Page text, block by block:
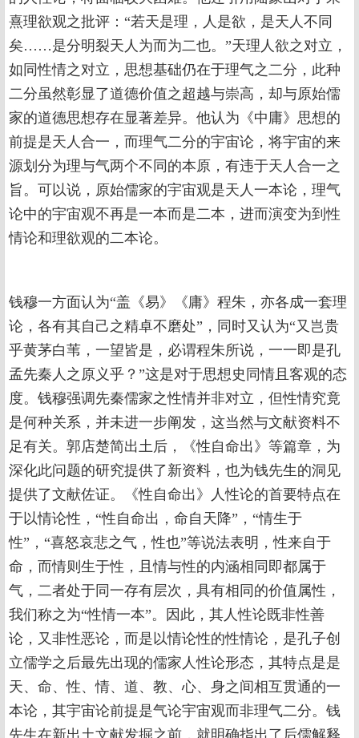
熹理欲观之批评：“若天是理，人是欲，是天人不同
矣……是分明裂天人为而为二也。”天理人欲之对立，
如同性情之对立，思想基础仍在于理气之二分，此种
二分虽然彰显了道德价值之超越与崇高，却与原始儒
家的道德思想存在显著差异。他认为《中庸》思想的
前提是天人合一，而理气二分的宇宙论，将宇宙的来
源划分为理与气两个不同的本原，有违于天人合一之
旨。可以说，原始儒家的宇宙观是天人一本论，理气
论中的宇宙观不再是一本而是二本，进而演变为到性
情论和理欲观的二本论。
钱穆一方面认为“盖《易》《庸》程朱，亦各成一套理
论，各有其自己之精卓不磨处”，同时又认为“又岂贵
乎黄茅白苇，一望皆是，必谓程朱所说，一一即是孔
孟先秦人之原义乎？”这是对于思想史同情且客观的态
度。钱穆强调先秦儒家之性情并非对立，但性情究竟
是何种关系，并未进一步阐发，这当然与文献资料不
足有关。郭店楚简出土后，《性自命出》等篇章，为
深化此问题的研究提供了新资料，也为钱先生的洞见
提供了文献佐证。《性自命出》人性论的首要特点在
于以情论性，“性自命出，命自天降”，“情生于
性”，“喜怒哀悲之气，性也”等说法表明，性来自于
命，而情则生于性，且情与性的内涵相同即都属于
气，二者处于同一存有层次，具有相同的价值属性，
我们称之为“性情一本”。因此，其人性论既非性善
论，又非性恶论，而是以情论性的性情论，是孔子创
立儒学之后最先出现的儒家人性论形态，其特点是是
天、命、性、情、道、教、心、身之间相互贯通的一
本论，其宇宙论前提是气论宇宙观而非理气二分。钱
先生在新出土文献发掘之前，就明确指出了后儒解释